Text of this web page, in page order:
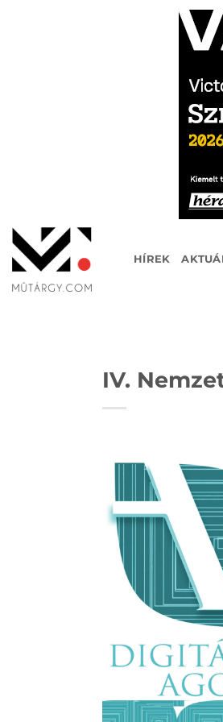
HÍREK
IV.